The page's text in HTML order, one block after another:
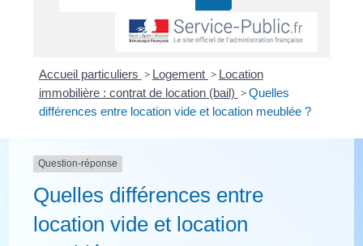
Accueil particuliers > Logement > Location
immobilière : contrat de location (bail) >Quelles
différences entre location vide et location meublée ?
Question-réponse
Quelles différences entre
location vide et location